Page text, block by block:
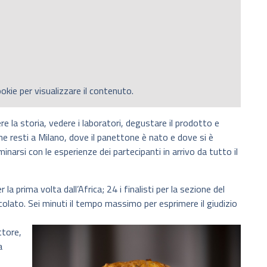
per visualizzare il contenuto.
la storia, vedere i laboratori, degustare il prodotto e
resti a Milano, dove il panettone è nato e dove si è
con le esperienze dei partecipanti in arrivo da tutto il
prima volta dall’Africa; 24 i finalisti per la sezione del
Sei minuti il tempo massimo per esprimere il giudizio